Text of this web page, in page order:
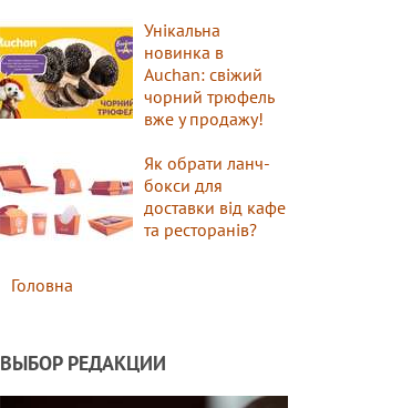
Унікальна
новинка в
Auchan: свіжий
чорний трюфель
вже у продажу!
Як обрати ланч-
бокси для
доставки від кафе
та ресторанів?
Головна
ВЫБОР РЕДАКЦИИ